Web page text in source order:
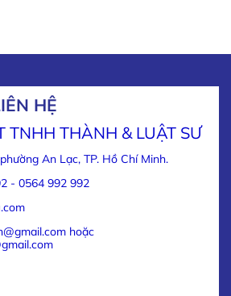
HỆ
TNHH THÀNH & LUẬT SƯ
An Lạc, TP. Hồ Chí Minh.
- 0564 992 992
hoặc